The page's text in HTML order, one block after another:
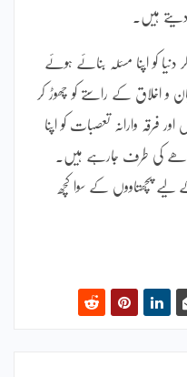
ہیں۔
کو اپنا مسئلہ بنائے ہوئے
و اخلاق کے راستے کو چھوڑ کر
فرقہ وارانہ تعصبات کو اپنا
کی طرف جارہے ہیں۔
لیے پچھتاووں کے سوا کچھ